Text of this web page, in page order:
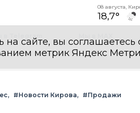
08 августа,
18,7°
на сайте, вы
метрик Яндекс
#Новости Кирова #Продажи